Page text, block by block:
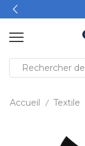
Accueil / Textile